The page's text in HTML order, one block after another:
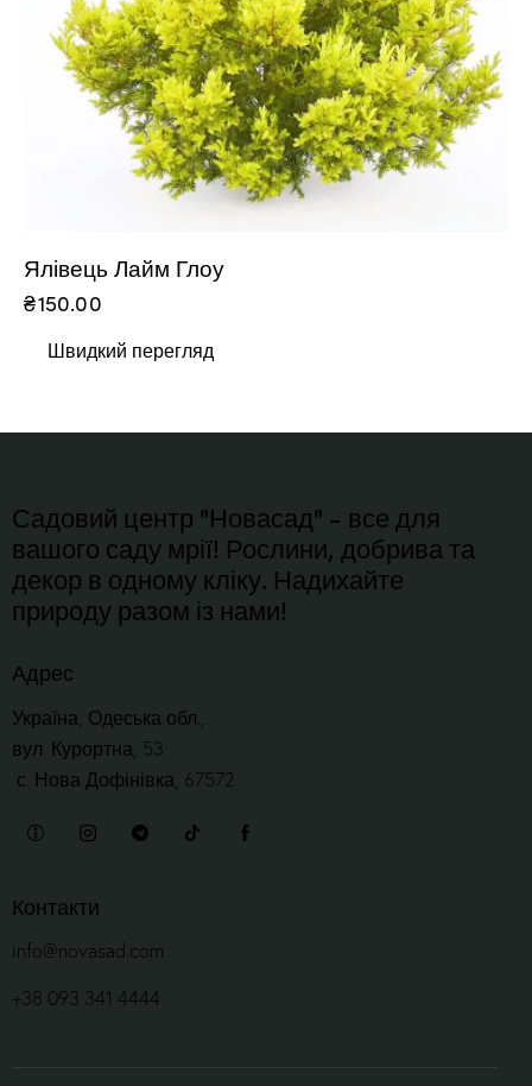
Ялівець Лайм Глоу
₴150.00
Швидкий перегляд
Садовий центр "Новасад" - все для
вашого саду мрії! Рослини, добрива та
декор в одному кліку. Надихайте
природу разом із нами!
Адрес
Україна, Одеська обл.,
вул. Курортна, 53
с. Нова Дофінівка, 67572
Контакти
info@novasad.com
+38 093 341 4444